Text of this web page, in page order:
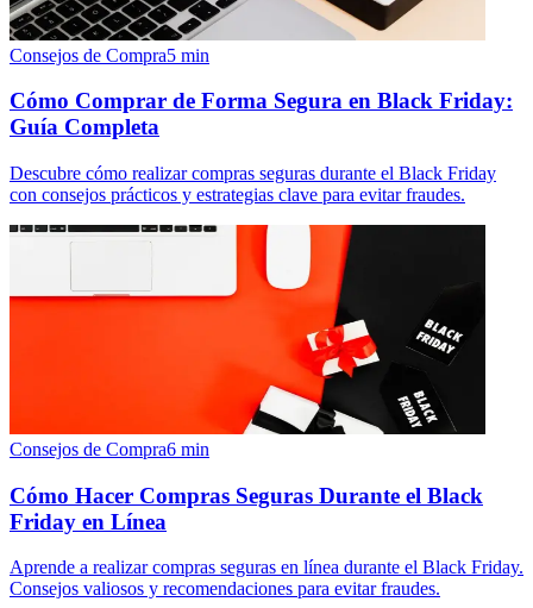
Consejos de Compra5 min
Cómo Comprar de Forma Segura en Black Friday:
Guía Completa
Descubre cómo realizar compras seguras durante el Black Friday
con consejos prácticos y estrategias clave para evitar fraudes.
Consejos de Compra6 min
Cómo Hacer Compras Seguras Durante el Black
Friday en Línea
Aprende a realizar compras seguras en línea durante el Black Friday.
Consejos valiosos y recomendaciones para evitar fraudes.